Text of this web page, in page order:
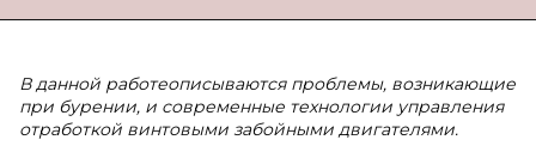
В данной работеописываются проблемы, возникающие
при бурении, и современные технологии управления
отработкой винтовыми забойными двигателями.